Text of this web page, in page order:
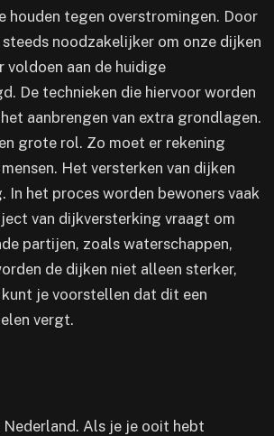
houden tegen overstromingen. Door
noodzakelijker om onze dijken
aan de huidige
De technieken die hiervoor worden
aanbrengen van extra grondlagen.
grote rol. Zo moet er rekening
Het versterken van dijken
het proces worden bewoners vaak
van dijkversterking vraagt om
partijen, zoals waterschappen,
de dijken niet alleen sterker,
je voorstellen dat dit een
vergt.
Nederland. Als je je ooit hebt